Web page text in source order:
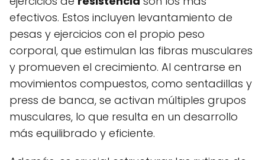
efectivos. Estos incluyen levantamiento de
pesas y ejercicios con el propio peso
corporal, que estimulan las fibras musculares
y promueven el crecimiento. Al centrarse en
movimientos compuestos, como sentadillas y
press de banca, se activan múltiples grupos
musculares, lo que resulta en un desarrollo
más equilibrado y eficiente.